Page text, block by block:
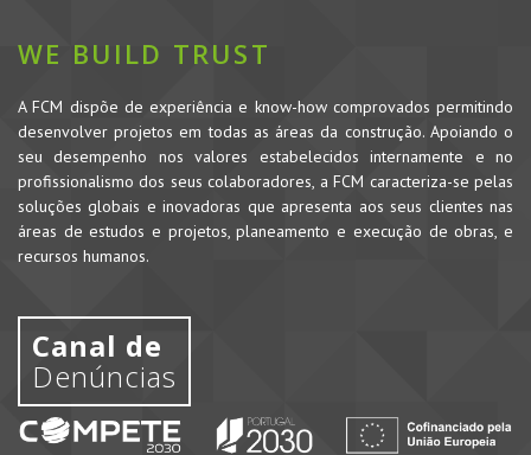
WE BUILD TRUST
A FCM dispõe de experiência e know-how comprovados permitindo
desenvolver projetos em todas as áreas da construção. Apoiando o
seu desempenho nos valores estabelecidos internamente e no
profissionalismo dos seus colaboradores, a FCM caracteriza-se pelas
soluções globais e inovadoras que apresenta aos seus clientes nas
áreas de estudos e projetos, planeamento e execução de obras, e
recursos humanos.
Canal de
Denúncias